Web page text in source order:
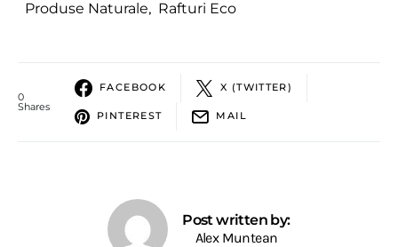
Produse Naturale, Rafturi Eco
0
Shares
FACEBOOK X (TWITTER)
PINTEREST MAIL
Post written by:
Alex Muntean